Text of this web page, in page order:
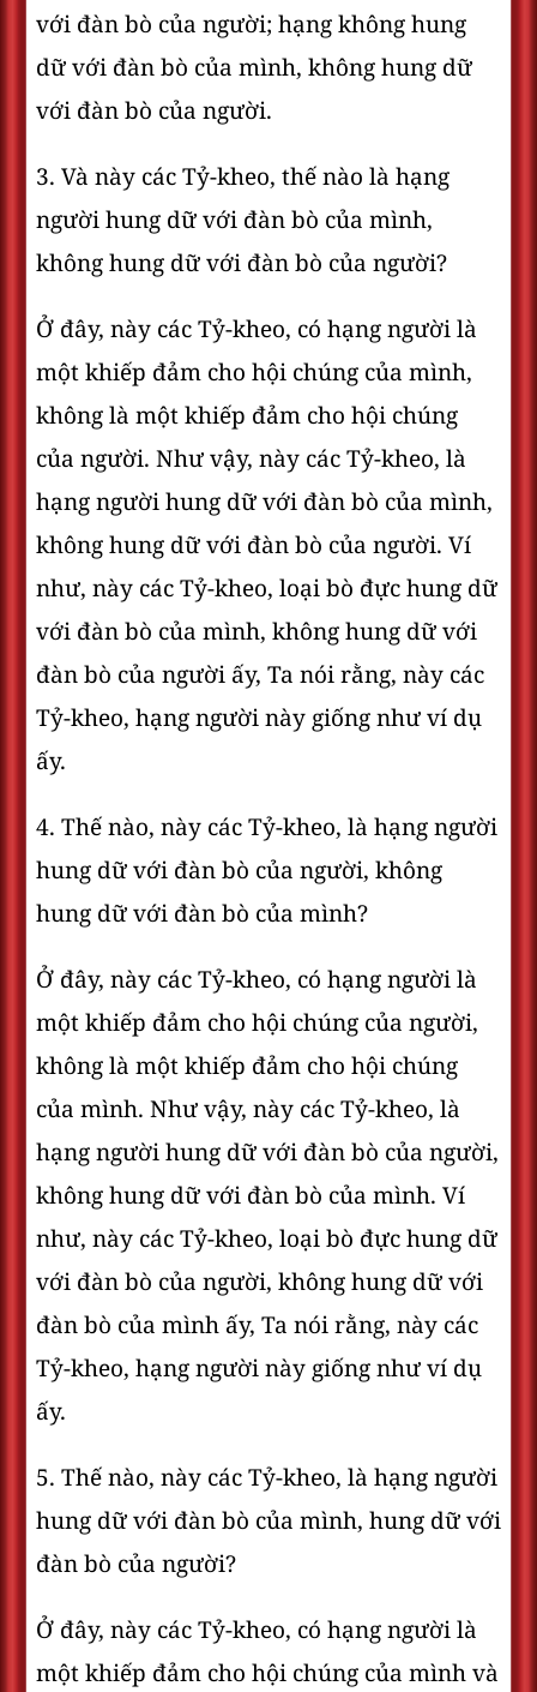
với đàn bò của người; hạng không hung
dữ với đàn bò của mình, không hung dữ
với đàn bò của người.
3. Và này các Tỷ-kheo, thế nào là hạng
người hung dữ với đàn bò của mình,
không hung dữ với đàn bò của người?
Ở đây, này các Tỷ-kheo, có hạng người là
một khiếp đảm cho hội chúng của mình,
không là một khiếp đảm cho hội chúng
của người. Như vậy, này các Tỷ-kheo, là
hạng người hung dữ với đàn bò của mình,
không hung dữ với đàn bò của người. Ví
như, này các Tỷ-kheo, loại bò đực hung dữ
với đàn bò của mình, không hung dữ với
đàn bò của người ấy, Ta nói rằng, này các
Tỷ-kheo, hạng người này giống như ví dụ
ấy.
4. Thế nào, này các Tỷ-kheo, là hạng người
hung dữ với đàn bò của người, không
hung dữ với đàn bò của mình?
Ở đây, này các Tỷ-kheo, có hạng người là
một khiếp đảm cho hội chúng của người,
không là một khiếp đảm cho hội chúng
của mình. Như vậy, này các Tỷ-kheo, là
hạng người hung dữ với đàn bò của người,
không hung dữ với đàn bò của mình. Ví
như, này các Tỷ-kheo, loại bò đực hung dữ
với đàn bò của người, không hung dữ với
đàn bò của mình ấy, Ta nói rằng, này các
Tỷ-kheo, hạng người này giống như ví dụ
ấy.
5. Thế nào, này các Tỷ-kheo, là hạng người
hung dữ với đàn bò của mình, hung dữ với
đàn bò của người?
Ở đây, này các Tỷ-kheo, có hạng người là
một khiếp đảm cho hội chúng của mình và